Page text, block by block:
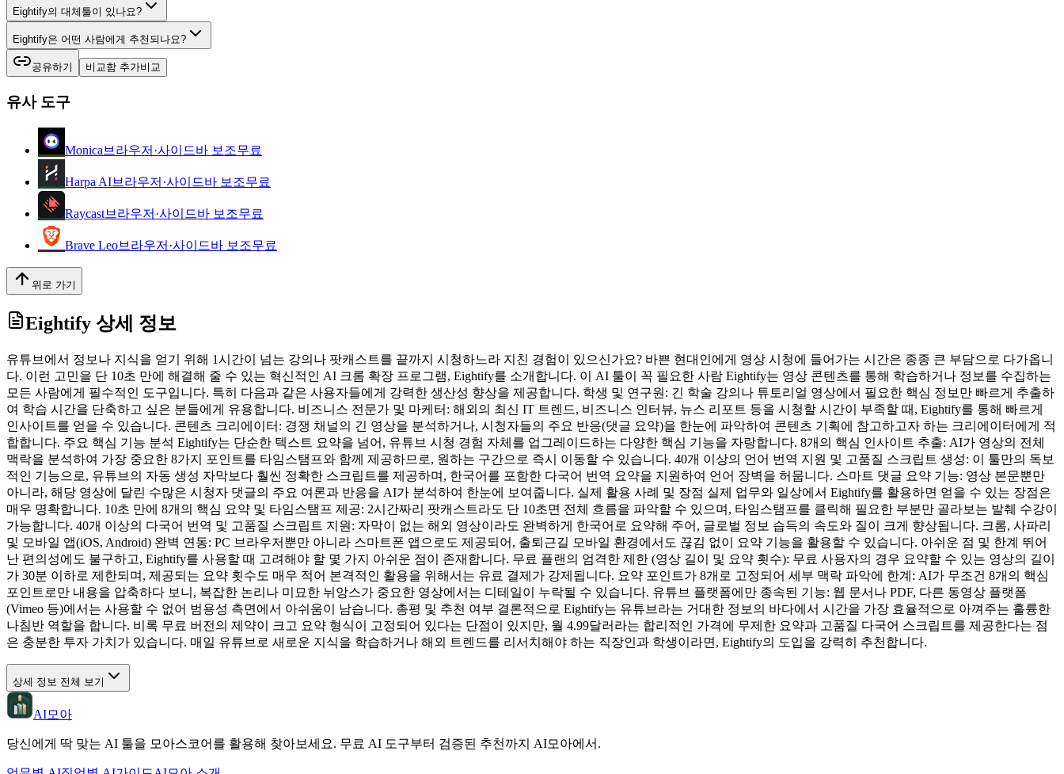
Eightify의 대체툴이 있나요?
Eightify은 어떤 사람에게 추천되나요?
공유하기 비교함 추가비교
유사 도구
Monica 브라우저·사이드바 보조무료
Harpa AI브라우저·사이드바 보조무료
Raycast브라우저·사이드바 보조무료
Brave Leo브라우저·사이드바 보조무료
위로 가기
Eightify 상세 정보
유튜브에서 정보나 지식을 얻기 위해 1시간이 넘는 강의나 팟캐스트를 끝까지 시청하느라 지친 경험이 있으신가요? 바쁜 현대인에게 영상 시청에 들어가는 시간은 종종 큰 부담으로 다가옵니
다. 이런 고민을 단 10초 만에 해결해 줄 수 있는 혁신적인 AI 크롬 확장 프로그램, Eightify를 소개합니다. 이 AI 툴이 꼭 필요한 사람 Eightify는 영상 콘텐츠를 통해 학습하거나 정보를 수집하는
모든 사람에게 필수적인 도구입니다. 특히 다음과 같은 사용자들에게 강력한 생산성 향상을 제공합니다. 학생 및 연구원: 긴 학술 강의나 튜토리얼 영상에서 필요한 핵심 정보만 빠르게 추출하
여 학습 시간을 단축하고 싶은 분들에게 유용합니다. 비즈니스 전문가 및 마케터: 해외의 최신 IT 트렌드, 비즈니스 인터뷰, 뉴스 리포트 등을 시청할 시간이 부족할 때, Eightify를 통해 빠르게
인사이트를 얻을 수 있습니다. 콘텐츠 크리에이터: 경쟁 채널의 긴 영상을 분석하거나, 시청자들의 주요 반응(댓글 요약)을 한눈에 파악하여 콘텐츠 기획에 참고하고자 하는 크리에이터에게 적
합합니다. 주요 핵심 기능 분석 Eightify는 단순한 텍스트 요약을 넘어, 유튜브 시청 경험 자체를 업그레이드하는 다양한 핵심 기능을 자랑합니다. 8개의 핵심 인사이트 추출: AI가 영상의 전체
맥락을 분석하여 가장 중요한 8가지 포인트를 타임스탬프와 함께 제공하므로, 원하는 구간으로 즉시 이동할 수 있습니다. 40개 이상의 언어 번역 지원 및 고품질 스크립트 생성: 이 툴만의 독보
적인 기능으로, 유튜브의 자동 생성 자막보다 훨씬 정확한 스크립트를 제공하며, 한국어를 포함한 다국어 번역 요약을 지원하여 언어 장벽을 허뭅니다. 스마트 댓글 요약 기능: 영상 본문뿐만
아니라, 해당 영상에 달린 수많은 시청자 댓글의 주요 여론과 반응을 AI가 분석하여 한눈에 보여줍니다. 실제 활용 사례 및 장점 실제 업무와 일상에서 Eightify를 활용하면 얻을 수 있는 장점은
매우 명확합니다. 10초 만에 8개의 핵심 요약 및 타임스탬프 제공: 2시간짜리 팟캐스트라도 단 10초면 전체 흐름을 파악할 수 있으며, 타임스탬프를 클릭해 필요한 부분만 골라보는 발췌 수강이
가능합니다. 40개 이상의 다국어 번역 및 고품질 스크립트 지원: 자막이 없는 해외 영상이라도 완벽하게 한국어로 요약해 주어, 글로벌 정보 습득의 속도와 질이 크게 향상됩니다. 크롬, 사파리
및 모바일 앱(iOS, Android) 완벽 연동: PC 브라우저뿐만 아니라 스마트폰 앱으로도 제공되어, 출퇴근길 모바일 환경에서도 끊김 없이 요약 기능을 활용할 수 있습니다. 아쉬운 점 및 한계 뛰어
난 편의성에도 불구하고, Eightify를 사용할 때 고려해야 할 몇 가지 아쉬운 점이 존재합니다. 무료 플랜의 엄격한 제한 (영상 길이 및 요약 횟수): 무료 사용자의 경우 요약할 수 있는 영상의 길이
가 30분 이하로 제한되며, 제공되는 요약 횟수도 매우 적어 본격적인 활용을 위해서는 유료 결제가 강제됩니다. 요약 포인트가 8개로 고정되어 세부 맥락 파악에 한계: AI가 무조건 8개의 핵심
포인트로만 내용을 압축하다 보니, 복잡한 논리나 미묘한 뉘앙스가 중요한 영상에서는 디테일이 누락될 수 있습니다. 유튜브 플랫폼에만 종속된 기능: 웹 문서나 PDF, 다른 동영상 플랫폼
(Vimeo 등)에서는 사용할 수 없어 범용성 측면에서 아쉬움이 남습니다. 총평 및 추천 여부 결론적으로 Eightify는 유튜브라는 거대한 정보의 바다에서 시간을 가장 효율적으로 아껴주는 훌륭한
나침반 역할을 합니다. 비록 무료 버전의 제약이 크고 요약 형식이 고정되어 있다는 단점이 있지만, 월 4.99달러라는 합리적인 가격에 무제한 요약과 고품질 다국어 스크립트를 제공한다는 점
은 충분한 투자 가치가 있습니다. 매일 유튜브로 새로운 지식을 학습하거나 해외 트렌드를 리서치해야 하는 직장인과 학생이라면, Eightify의 도입을 강력히 추천합니다.
상세 정보 전체 보기
AI모아
당신에게 딱 맞는 AI 툴을 모아스코어를 활용해 찾아보세요. 무료 AI 도구부터 검증된 추천까지 AI모아에서.